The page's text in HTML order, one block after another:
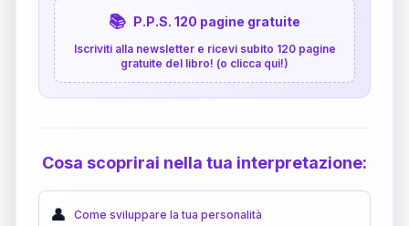
📚 P.P.S. 120 pagine gratuite
Iscriviti alla newsletter e ricevi subito 120 pagine
gratuite del libro! (o clicca qui!)
Cosa scoprirai nella tua interpretazione:
👤 Come sviluppare la tua personalità